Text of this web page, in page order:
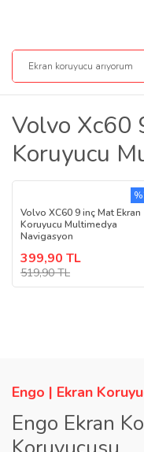
Volvo Xc60
Koruyucu
Volvo XC60 9 inç Mat Ekran
Koruyucu Multimedya
Navigasyon
399,90 TL
519,90 TL
Engo | Ekran
Engo Ekran